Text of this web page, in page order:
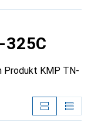
Produkt KMP TN-